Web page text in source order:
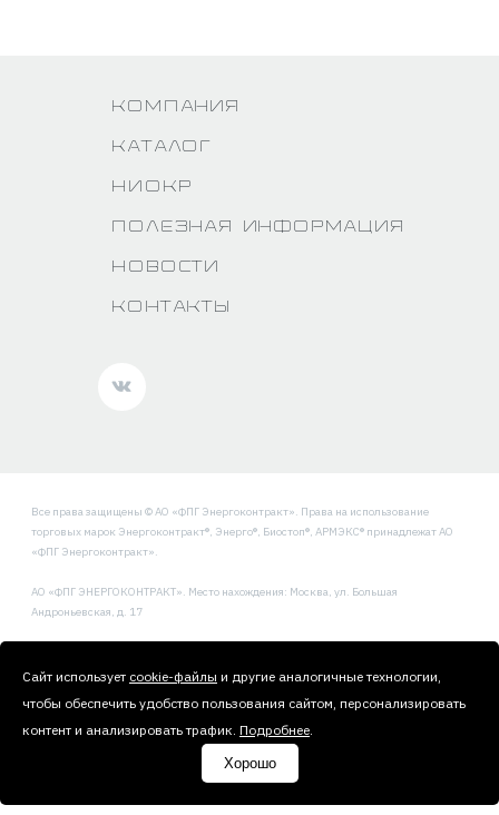
Компания
Каталог
НИОКР
Полезная информация
Новости
Контакты
Все права защищены © АО «ФПГ Энергоконтракт». Права на использование
торговых марок Энергоконтракт®, Энерго®, Биостоп®, АРМЭКС® принадлежат АО
«ФПГ Энергоконтракт».
АО «ФПГ ЭНЕРГОКОНТРАКТ». Место нахождения: Москва, ул. Большая
Андроньевская, д. 17
Сайт использует cookie-файлы и другие аналогичные технологии,
чтобы обеспечить удобство пользования сайтом, персонализировать
контент и анализировать трафик. Подробнее.
Хорошо